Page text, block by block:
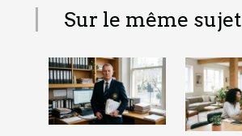
Sur le même sujet